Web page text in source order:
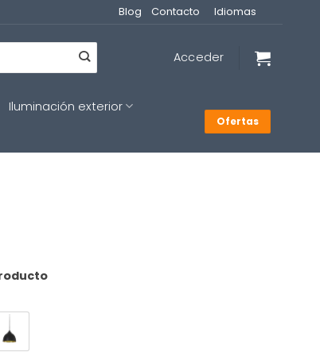
Blog Contacto Idiomas
Acceder
Iluminación exterior
Ofertas